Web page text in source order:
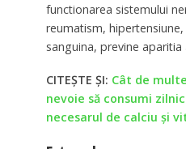
functionarea sistemului
reumatism,
sanguina, previne aparitia
CITEȘTE ȘI: Cât de
nevoie să consumi
necesarul de calciu și